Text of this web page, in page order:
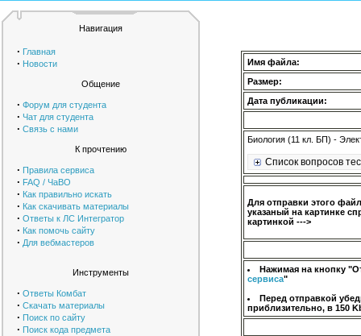
Навигация
· Главная
· Новости
Общение
· Форум для студента
· Чат для студента
· Связь с нами
К прочтению
· Правила сервиса
· FAQ / ЧаВО
· Как правильно искать
· Как скачивать материалы
· Ответы к ЛС Интегратор
· Как помочь сайту
· Для вебмастеров
Инструменты
· Ответы Комбат
· Скачать материалы
· Поиск по сайту
· Поиск кода предмета
Имя файла:
Размер:
Дата публикации:
Биология (11 кл. БП) -
Список вопросов
Для отправки этого
указаный на картинке
картинкой --->
Нажимая на кнопку
сервиса"
Перед отправкой
приблизительно, в 150